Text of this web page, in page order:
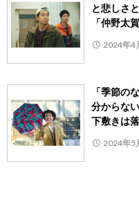
と悲しさ
「仲野太
2024年4
「季節の
分からな
下敷きは
2024年5